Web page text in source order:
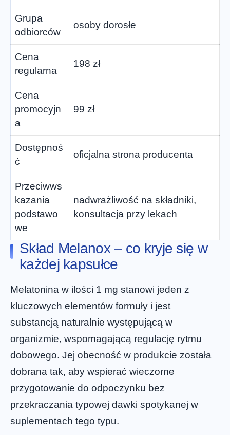
Grupa
odbiorców
osoby dorosłe
Cena
regularna
198 zł
Cena
promocyjn
a
99 zł
Dostępnoś
ć
oficjalna strona producenta
Przeciwws
kazania
podstawo
we
nadwrażliwość na składniki,
konsultacja przy lekach
Skład Melanox – co kryje się w
każdej kapsułce
Melatonina w ilości 1 mg stanowi jeden z
kluczowych elementów formuły i jest
substancją naturalnie występującą w
organizmie, wspomagającą regulację rytmu
dobowego. Jej obecność w produkcie została
dobrana tak, aby wspierać wieczorne
przygotowanie do odpoczynku bez
przekraczania typowej dawki spotykanej w
suplementach tego typu.